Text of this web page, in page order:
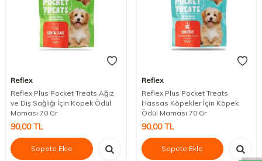
DESTEK
Reflex
Reflex Plus Pocket Treats Ağız
ve Diş Sağlığı İçin Köpek Ödül
Maması 70 Gr
90,00TL
Sepete Ekle
Reflex
Reflex Plus Pocket Treats
Hassas Köpekler İçin Köpek
Ödül Maması 70 Gr
90,00TL
Sepete Ekle